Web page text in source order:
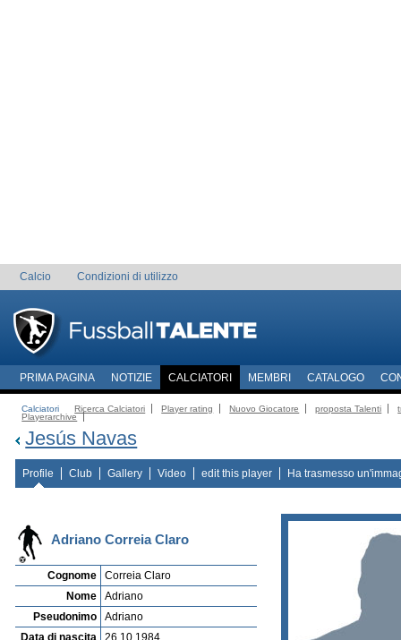
Calcio Condizioni di utilizzo
PRIMA PAGINA NOTIZIE CALCIATORI MEMBRI CATALOGO
Calciatori Ricerca Calciatori Player rating Nuovo Giocatore proposta Talenti
Playerarchive
Jesús Navas
Profile Club Gallery Video edit this player Ha trasmesso
Adriano Correia Claro
Cognome
Correia Claro
Nome
Adriano
Pseudonimo
Adriano
Data di nascita
26.10.1984